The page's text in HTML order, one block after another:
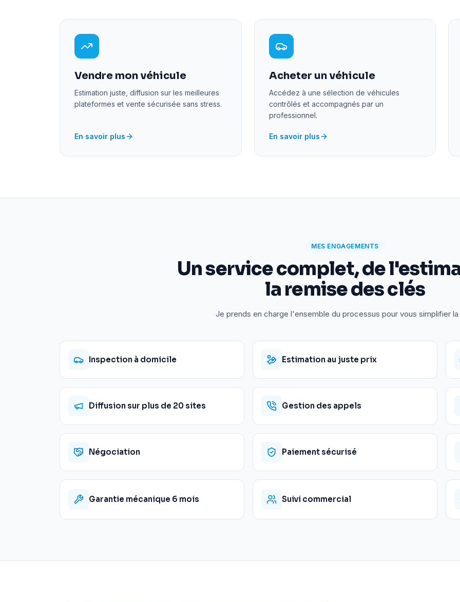
Vendre mon véhicule
Estimation juste, diffusion sur les meilleures
plateformes et vente sécurisée sans stress.
En savoir plus
Acheter un véhicule
Accédez à une sélection de véhicules
contrôlés et accompagnés par un
professionnel.
En savoir plus
MES ENGAGEMENTS
Un service complet, de
la remise des clés
Je prends en charge l'ensemble du processus pour vous simplifier la
Inspection à domicile Estimation au juste prix
Diffusion sur plus de 20 sites Gestion des appels
Négociation Paiement sécurisé
Garantie mécanique 6 mois Suivi commercial